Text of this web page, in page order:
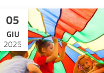
05
GIU
2025